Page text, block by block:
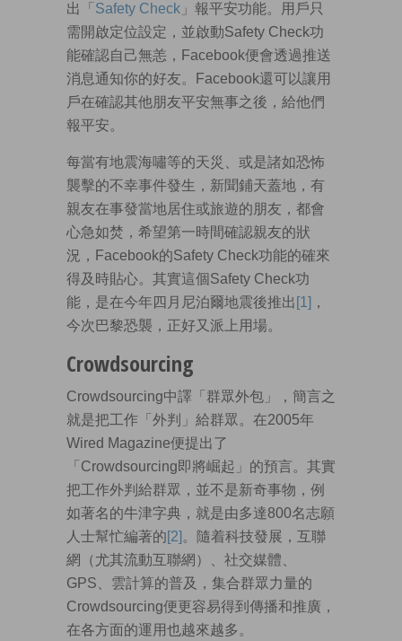
出「 Safety Check 」報平安功能。用戶只
需開啟定位設定，並啟動Safety Check功
能確認自己無恙，Facebook便會透過推送
消息通知你的好友。Facebook還可以讓用
戶在確認其他朋友平安無事之後，給他們
報平安。
每當有地震海嘯等的天災、或是諸如恐怖
襲擊的不幸事件發生，新聞鋪天蓋地，有
親友在事發當地居住或旅遊的朋友，都會
心急如焚，希望第一時間確認親友的狀
況，Facebook的Safety Check功能的確來
得及時貼心。其實這個Safety Check功
能，是在今年四月尼泊爾地震後推出 [1]
，
今次巴黎恐襲，正好又派上用場。
Crowdsourcing
Crowdsourcing中譯「群眾外包」，簡言之
就是把工作「外判」給群眾。在2005年
Wired Magazine便提出了
「Crowdsourcing即將崛起」的預言。其實
把工作外判給群眾，並不是新奇事物，例
如著名的牛津字典，就是由多達800名志願
人士幫忙編著的 [2] 。隨着科技發展，互聯
網（尤其流動互聯網）、社交媒體、
GPS、雲計算的普及，集合群眾力量的
Crowdsourcing便更容易得到傳播和推廣，
在各方面的運用也越來越多。